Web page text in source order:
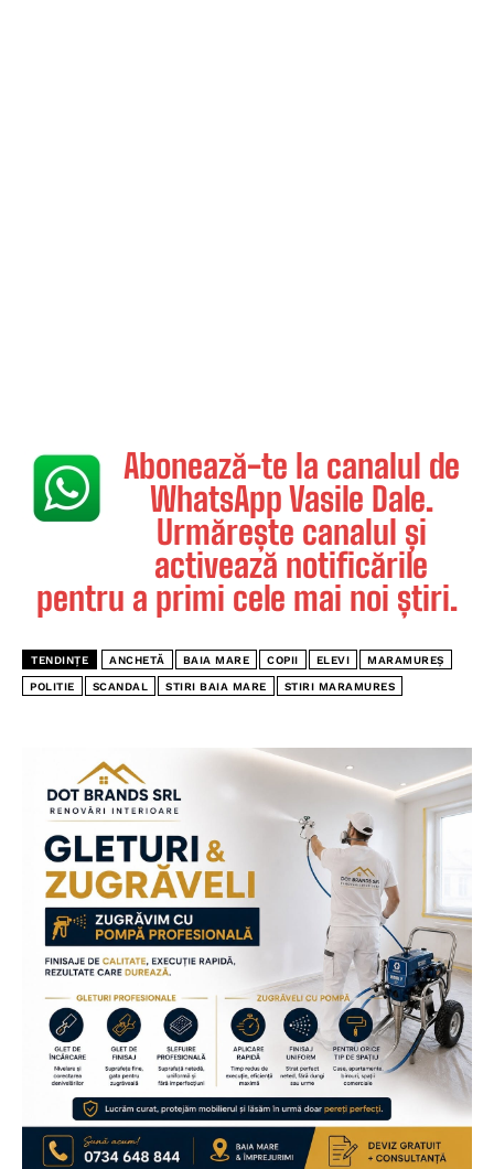
Abonează-te la canalul de
WhatsApp Vasile Dale.
Urmărește canalul și
activează notificările
pentru a primi cele mai noi știri.
TENDINȚE ANCHETĂ BAIA MARE COPII ELEVI MARAMUREȘ
POLITIE SCANDAL STIRI BAIA MARE STIRI MARAMURES